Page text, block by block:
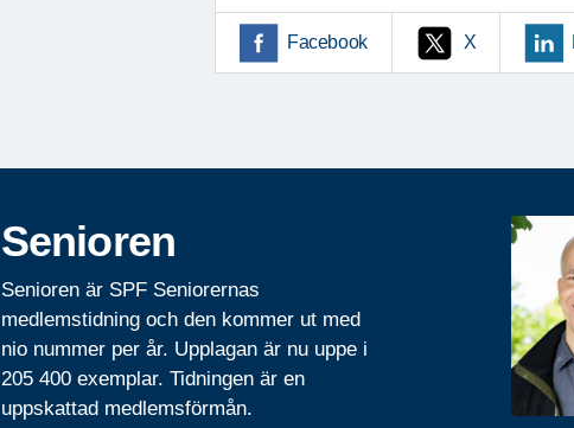
Facebook X
Senioren
Senioren är SPF Seniorernas
medlemstidning och den kommer ut med
nio nummer per år. Upplagan är nu uppe i
205 400 exemplar. Tidningen är en
uppskattad medlemsförmån.